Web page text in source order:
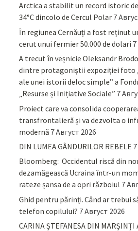
Arctica a stabilit un record istoric
34°C dincolo de Cercul Polar 7
În regiunea Cernăuți a fost reținut
cerut unui fermier 50.000 de dolari
A trecut în veșnicie Oleksandr
dintre protagoniștii expoziției foto
ale unei istorii deloc simple” a
„Resurse și Inițiative Sociale” 7
Proiect care va consolida
transfrontalieră și va dezvolta o
modernă 7 Август 2026
DIN LUMEA GÂNDURILOR REBELE
Bloomberg: Occidentul riscă din
dezamăgească Ucraina într-un
rateze șansa de a opri războiul 7
Ghid pentru părinţi. Când ar trebui
telefon copilului? 7 Август 2026
CARINA ȘTEFANESA DIN MARȘINȚI